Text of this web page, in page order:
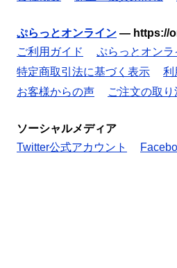
ぷらっとオンライン — https://
ご利用ガイド
ぷらっとオンラ
特定商取引法に基づく表示
利
お客様からの声
ご注文の取り
ソーシャルメディア
Twitter公式アカウント